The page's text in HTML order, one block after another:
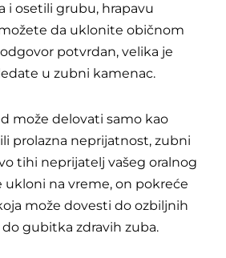
i osetili grubu, hrapavu
da uklonite običnom
potvrdan, velika je
u zubni kamenac.
može delovati samo kao
prolazna neprijatnost, zubni
tihi neprijatelj vašeg oralnog
ukloni na vreme, on pokreće
može dovesti do ozbiljnih
gubitka zdravih zuba.